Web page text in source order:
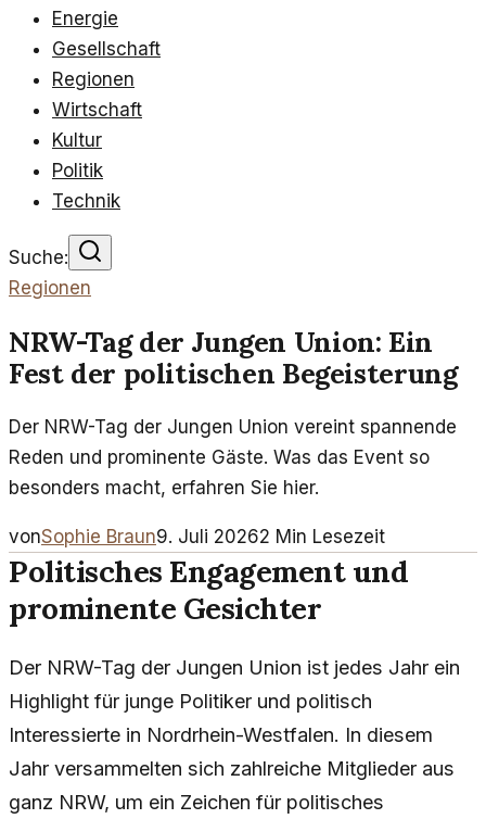
Energie
Gesellschaft
Regionen
Wirtschaft
Kultur
Politik
Technik
Suche:
Regionen
NRW-Tag der Jungen Union: Ein
Fest der politischen Begeisterung
Der NRW-Tag der Jungen Union vereint spannende
Reden und prominente Gäste. Was das Event so
besonders macht, erfahren Sie hier.
vonSophie Braun9. Juli 20262 Min Lesezeit
Politisches Engagement und
prominente Gesichter
Der NRW-Tag der Jungen Union ist jedes Jahr ein
Highlight für junge Politiker und politisch
Interessierte in Nordrhein-Westfalen. In diesem
Jahr versammelten sich zahlreiche Mitglieder aus
ganz NRW, um ein Zeichen für politisches